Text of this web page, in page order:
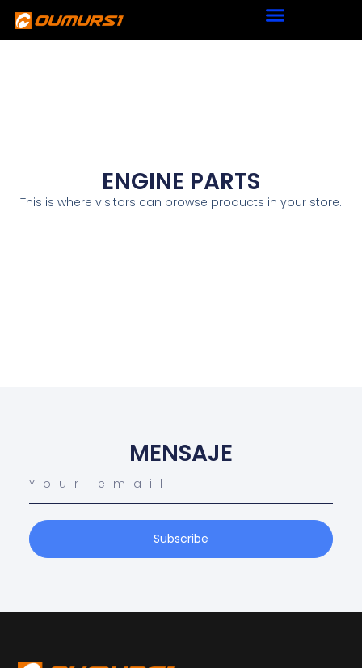
ENGINE PARTS
This is where visitors can browse products in your store.
MENSAJE
Subscribe